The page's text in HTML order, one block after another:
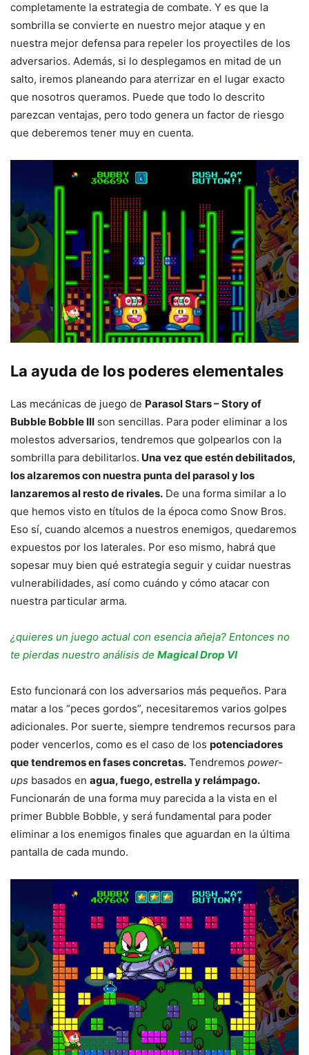
completamente la estrategia de combate. Y es que la
sombrilla se convierte en nuestro mejor ataque y en
nuestra mejor defensa para repeler los proyectiles de los
adversarios. Además, si lo desplegamos en mitad de un
salto, iremos planeando para aterrizar en el lugar exacto
que nosotros queramos. Puede que todo lo descrito
parezcan ventajas, pero todo genera un factor de riesgo
que deberemos tener muy en cuenta.
La ayuda de los poderes elementales
Las mecánicas de juego de Parasol Stars – Story of
Bubble Bobble III son sencillas. Para poder eliminar a los
molestos adversarios, tendremos que golpearlos con la
sombrilla para debilitarlos. Una vez que estén debilitados,
los alzaremos con nuestra punta del parasol y los
lanzaremos al resto de rivales. De una forma similar a lo
que hemos visto en títulos de la época como Snow Bros.
Eso sí, cuando alcemos a nuestros enemigos, quedaremos
expuestos por los laterales. Por eso mismo, habrá que
sopesar muy bien qué estrategia seguir y cuidar nuestras
vulnerabilidades, así como cuándo y cómo atacar con
nuestra particular arma.
¿quieres un juego actual con esencia añeja? Entonces no
te pierdas nuestro análisis de Magical Drop VI
Esto funcionará con los adversarios más pequeños. Para
matar a los “peces gordos”, necesitaremos varios golpes
adicionales. Por suerte, siempre tendremos recursos para
poder vencerlos, como es el caso de los potenciadores
que tendremos en fases concretas. Tendremos power-
ups basados en agua, fuego, estrella y relámpago.
Funcionarán de una forma muy parecida a la vista en el
primer Bubble Bobble, y será fundamental para poder
eliminar a los enemigos finales que aguardan en la última
pantalla de cada mundo.